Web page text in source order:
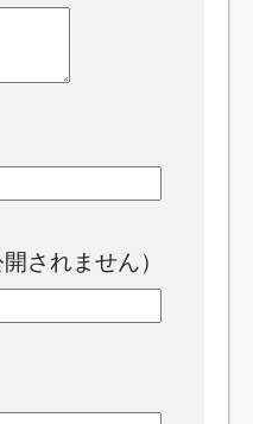
されません）